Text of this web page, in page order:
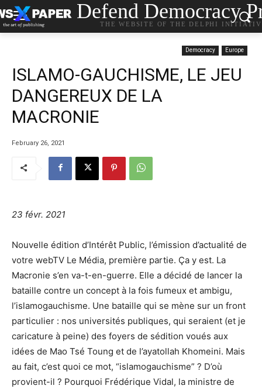
Defend Democracy
THE WEBSITE OF THE DELPHI
Democracy Europe
ISLAMO-GAUCHISME, LE JEU
DANGEREUX DE LA
MACRONIE
February 26, 2021
23 févr. 2021
Nouvelle édition d’Intérêt Public, l’émission d’actualité de
votre webTV Le Média, première partie. Ça y est. La
Macronie s’en va-t-en-guerre. Elle a décidé de lancer la
bataille contre un concept à la fois fumeux et ambigu,
l’islamogauchisme. Une bataille qui se mène sur un front
particulier : nos universités publiques, qui seraient (et je
caricature à peine) des foyers de sédition voués aux
idées de Mao Tsé Toung et de l’ayatollah Khomeini. Mais
au fait, c’est quoi ce mot, “islamogauchisme” ? D’où
provient-il ? Pourquoi Frédérique Vidal, la ministre de